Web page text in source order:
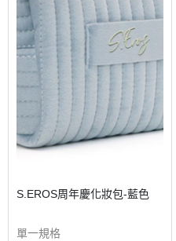
S.EROS周年慶化妝包-藍色
單一規格